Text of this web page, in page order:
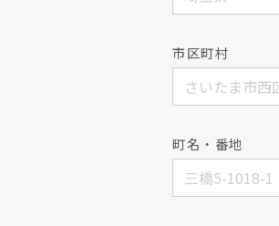
市区町村
町名・番地